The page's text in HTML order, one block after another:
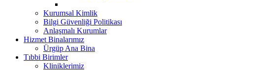
Kurumsal Kimlik
Bilgi Güvenliği Politikası
Anlaşmalı Kurumlar
Hizmet Binalarımız
Ürgüp Ana Bina
Tıbbi Birimler
Kliniklerimiz